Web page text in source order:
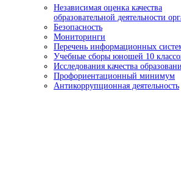
Независимая оценка качества
образовательной деятельности
Безопасность
Мониторинги
Перечень информационных
Учебные сборы юношей 10
Исследования качества
Профориентационный минимум
Антикоррупционная деятельность